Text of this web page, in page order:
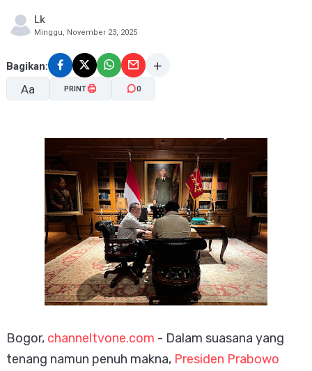
Lk
Minggu, November 23, 2025
Bagikan:
Aa
A- A+
PRINT 0
Bogor, channeltvone.com - Dalam suasana yang
tenang namun penuh makna, Presiden Prabowo